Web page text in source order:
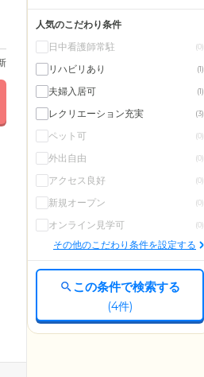
人気のこだわり条件
日中看護師常駐
(0)
リハビリあり (1)
夫婦入居可 (1)
レクリエーション充実 (3)
ペット可 (0)
外出自由 (0)
アクセス良好 (0)
新規オープン (0)
オンライン見学可 (0)
その他のこだわり条件を設定する
この条件で検索する
(4件)